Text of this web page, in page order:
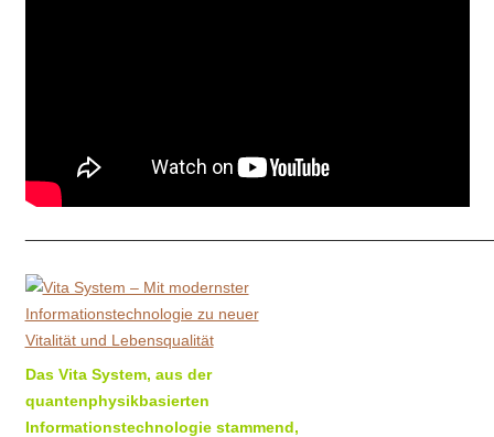
Das Vita System, aus der
quantenphysikbasierten
Informationstechnologie stammend,